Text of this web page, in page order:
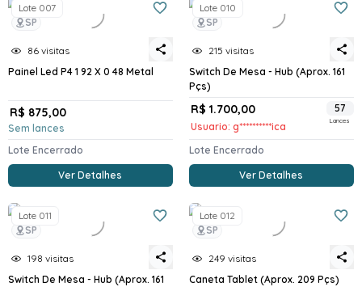
SP
Lote 007
86 visitas
Painel Led P4 1 92 X 0 48 Metal
R$ 875,00
Sem lances
Lote Encerrado
Ver Detalhes
SP
Lote 010
215 visitas
Switch De Mesa - Hub (Aprox. 161
Pçs)
R$ 1.700,00
Usuario: g**********ica
57
Lances
Lote Encerrado
Ver Detalhes
SP
Lote 011
198 visitas
Switch De Mesa - Hub (Aprox. 161
SP
Lote 012
249 visitas
Caneta Tablet (Aprox. 209 Pçs)